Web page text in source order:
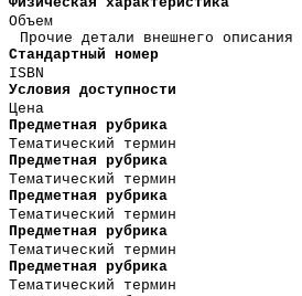
Объем
Прочие детали внешнего описания
Стандартный номер
ISBN
Условия доступности
Цена
Предметная рубрика
Тематический термин
Предметная рубрика
Тематический термин
Предметная рубрика
Тематический термин
Предметная рубрика
Тематический термин
Предметная рубрика
Тематический термин